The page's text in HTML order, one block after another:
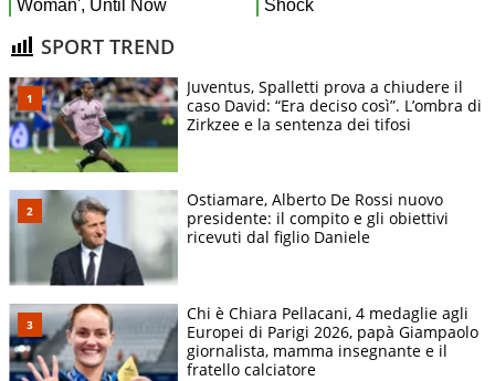
SPORT TREND
Juventus, Spalletti prova a chiudere il
caso David: “Era deciso così”. L’ombra di
Zirkzee e la sentenza dei tifosi
Ostiamare, Alberto De Rossi nuovo
presidente: il compito e gli obiettivi
ricevuti dal figlio Daniele
Chi è Chiara Pellacani, 4 medaglie agli
Europei di Parigi 2026, papà Giampaolo
giornalista, mamma insegnante e il
fratello calciatore